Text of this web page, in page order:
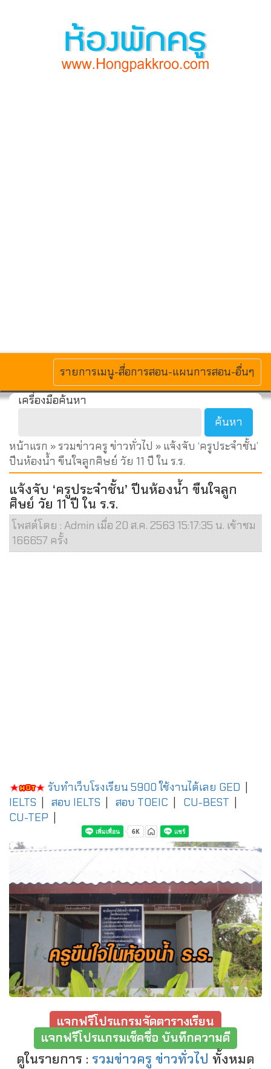
MENU
รายการเมนู-สื่อการสอน-แผนการสอน-อื่นๆ
เครื่องมือค้นหา
หน้าแรก »รวมข่าวครู ข่าวทั่วไป » แจ้งจับ ‘ครูประจำชั้น’
ปีนห้องน้ำ ขืนใจลูกศิษย์ วัย 11 ปี ใน ร.ร.
แจ้งจับ ‘ครูประจำชั้น’ ปีนห้องน้ำ ขืนใจลูก
ศิษย์ วัย 11 ปี ใน ร.ร.
โพสต์โดย : Admin เมื่อ 20 ส.ค. 2563 15:17:35 น. เข้าชม
166657 ครั้ง
รับทำเว็บโรงเรียน 5900 ใช้งานได้เลย GED
IELTS
สอบ IELTS สอบ TOEIC CU-BEST
CU-TEP
แจกฟรีโปรแกรมจัดตารางเรียน
แจกฟรีโปรแกรมเช็คชื่อ บันทึกความดี
ดูในรายการ : รวมข่าวครู ข่าวทั่วไป ทั้งหมด